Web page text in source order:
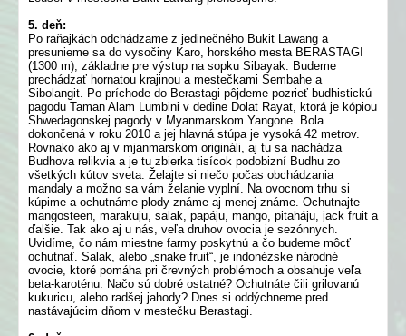
5. deň:
Po raňajkách odchádzame z jedinečného Bukit Lawang a
presunieme sa do vysočiny Karo, horského mesta BERASTAGI
(1300 m), základne pre výstup na sopku Sibayak. Budeme
prechádzať hornatou krajinou a mestečkami Sembahe a
Sibolangit. Po príchode do Berastagi pôjdeme pozrieť budhistickú
pagodu Taman Alam Lumbini v dedine Dolat Rayat, ktorá je kópiou
Shwedagonskej pagody v Myanmarskom Yangone. Bola
dokončená v roku 2010 a jej hlavná stúpa je vysoká 42 metrov.
Rovnako ako aj v mjanmarskom origináli, aj tu sa nachádza
Budhova relikvia a je tu zbierka tisícok podobizní Budhu zo
všetkých kútov sveta. Želajte si niečo počas obchádzania
mandaly a možno sa vám želanie vyplní. Na ovocnom trhu si
kúpime a ochutnáme plody známe aj menej známe. Ochutnajte
mangosteen, marakuju, salak, papáju, mango, pitaháju, jack fruit a
ďalšie. Tak ako aj u nás, veľa druhov ovocia je sezónnych.
Uvidíme, čo nám miestne farmy poskytnú a čo budeme môcť
ochutnať. Salak, alebo „snake fruit“, je indonézske národné
ovocie, ktoré pomáha pri črevných problémoch a obsahuje veľa
beta-karoténu. Načo sú dobré ostatné? Ochutnáte čili grilovanú
kukuricu, alebo radšej jahody? Dnes si oddýchneme pred
nastávajúcim dňom v mestečku Berastagi.